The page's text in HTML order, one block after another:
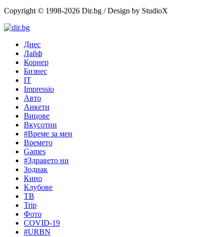
Copyright © 1998-2026 Dir.bg / Design by StudioX
Днес
Лайф
Корнер
Бизнес
IT
Impressio
Авто
Анкети
Вицове
Вкусотии
#Време за мен
Времето
Games
#Здравето ни
Зодиак
Кино
Клубове
ТВ
Trip
Фото
COVID-19
#URBN